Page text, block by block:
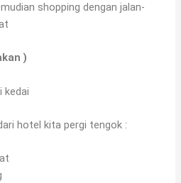
shopping dengan jalan-
)
kedai
hotel kita pergi tengok :